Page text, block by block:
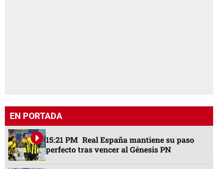
EN PORTADA
15:21 PM Real España mantiene su paso
perfecto tras vencer al Génesis PN